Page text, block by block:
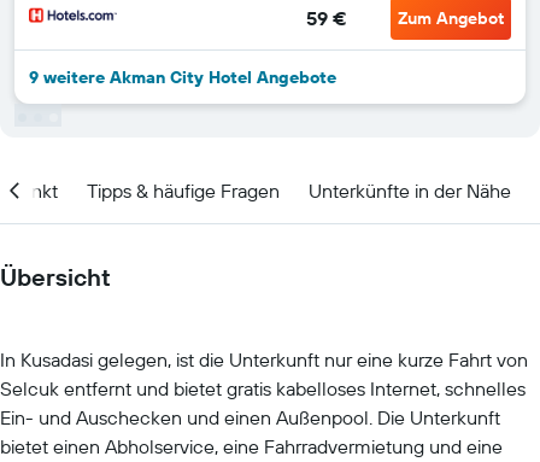
59 € Zum Angebot
9 weitere Akman City Hotel Angebote
Tipps & häufige Fragen Unterkünfte in der Nähe
Übersicht
In Kusadasi gelegen, ist die Unterkunft nur eine kurze Fahrt von
Selcuk entfernt und bietet gratis kabelloses Internet, schnelles
Ein- und Auschecken und einen Außenpool. Die Unterkunft
bietet einen Abholservice, eine Fahrradvermietung und eine